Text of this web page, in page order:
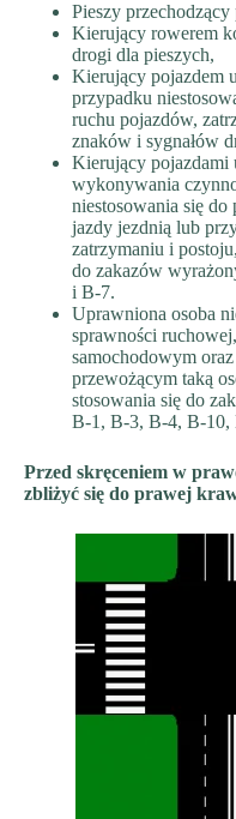
Pieszy
Kierujący rowerem
drogi dla pieszych,
Kierujący pojazdem
przypadku
ruchu pojazdów,
znaków i sygnałów
Kierujący pojazdami
wykonywania
niestosowania się
jazdy jezdnią lub
zatrzymaniu i
do zakazów
i B-7.
Uprawniona osoba
sprawności
samochodowym
przewożącym taką
stosowania się do
B-1, B-3, B-4, B-10,
Przed skręceniem w
zbliżyć się do prawej